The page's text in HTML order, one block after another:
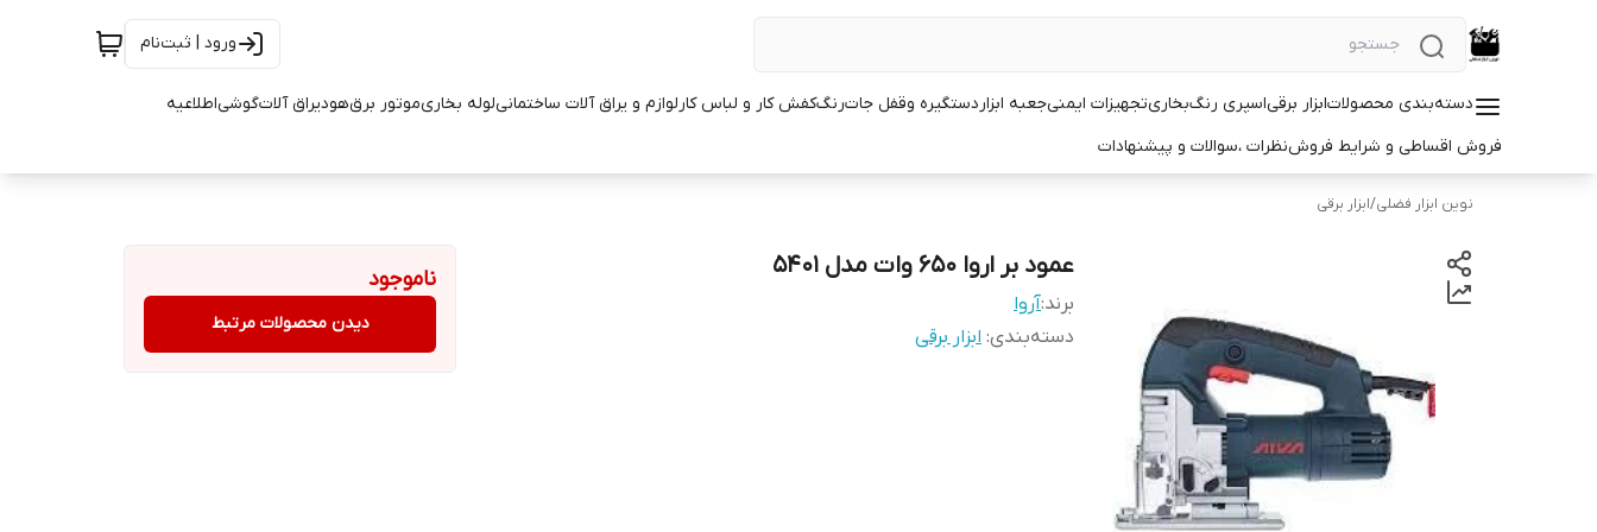
ورود | ثبت‌نام
دسته‌بندی محصولاتابزار برقیاسپری رنگبخاریتجهیزات ایمنیجعبه ابزاردستگیره وقفل جاترنگکفش کار و لباس کارلوازم و یراق آلات ساختمانیلوله بخاریموتور برقهودیراق آلاتگوشیاطلاعیه
فروش اقساطی و شرایط فروشنظرات ،سوالات و پیشنهادات
نوین ابزار فضلی/ابزار برقی
عمود بر اروا 650 وات مدل 5401
برند:آروا
دسته‌بندی: ابزار برقی
ناموجود
دیدن محصولات مرتبط